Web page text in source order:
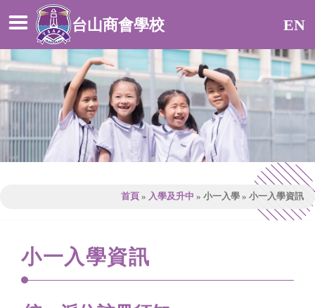
台山商會學校 EN
首頁 » 入學及升中 » 小一入學 » 小一入學資訊
小一入學資訊